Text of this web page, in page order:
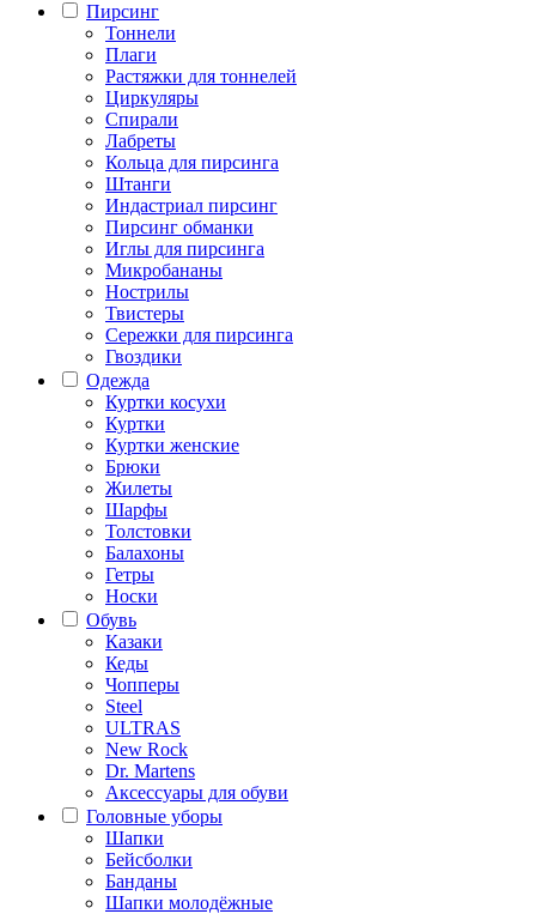
Пирсинг
Тоннели
Плаги
Растяжки для тоннелей
Циркуляры
Спирали
Лабреты
Кольца для пирсинга
Штанги
Индастриал пирсинг
Пирсинг обманки
Иглы для пирсинга
Микробананы
Нострилы
Твистеры
Сережки для пирсинга
Гвоздики
Одежда
Куртки косухи
Куртки
Куртки женские
Брюки
Жилеты
Шарфы
Толстовки
Балахоны
Гетры
Носки
Обувь
Казаки
Кеды
Чопперы
Steel
ULTRAS
New Rock
Dr. Martens
Аксессуары для обуви
Головные уборы
Шапки
Бейсболки
Банданы
Шапки молодёжные